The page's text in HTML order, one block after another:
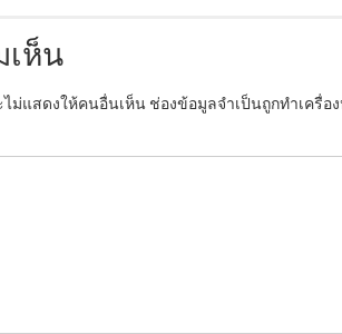
เห็น
ม่แสดงให้คนอื่นเห็น ช่องข้อมูลจำเป็นถูกทำเครื่อ